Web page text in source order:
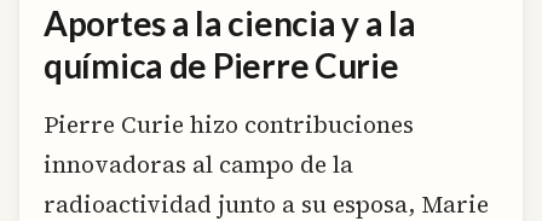
Aportes a la ciencia y a la
química de Pierre Curie
Pierre Curie hizo contribuciones
innovadoras al campo de la
radioactividad junto a su esposa, Marie